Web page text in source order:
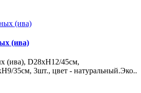
(ива)
(ива), D28хН12/45см,
35см, 3шт., цвет - натуральный.Эко..